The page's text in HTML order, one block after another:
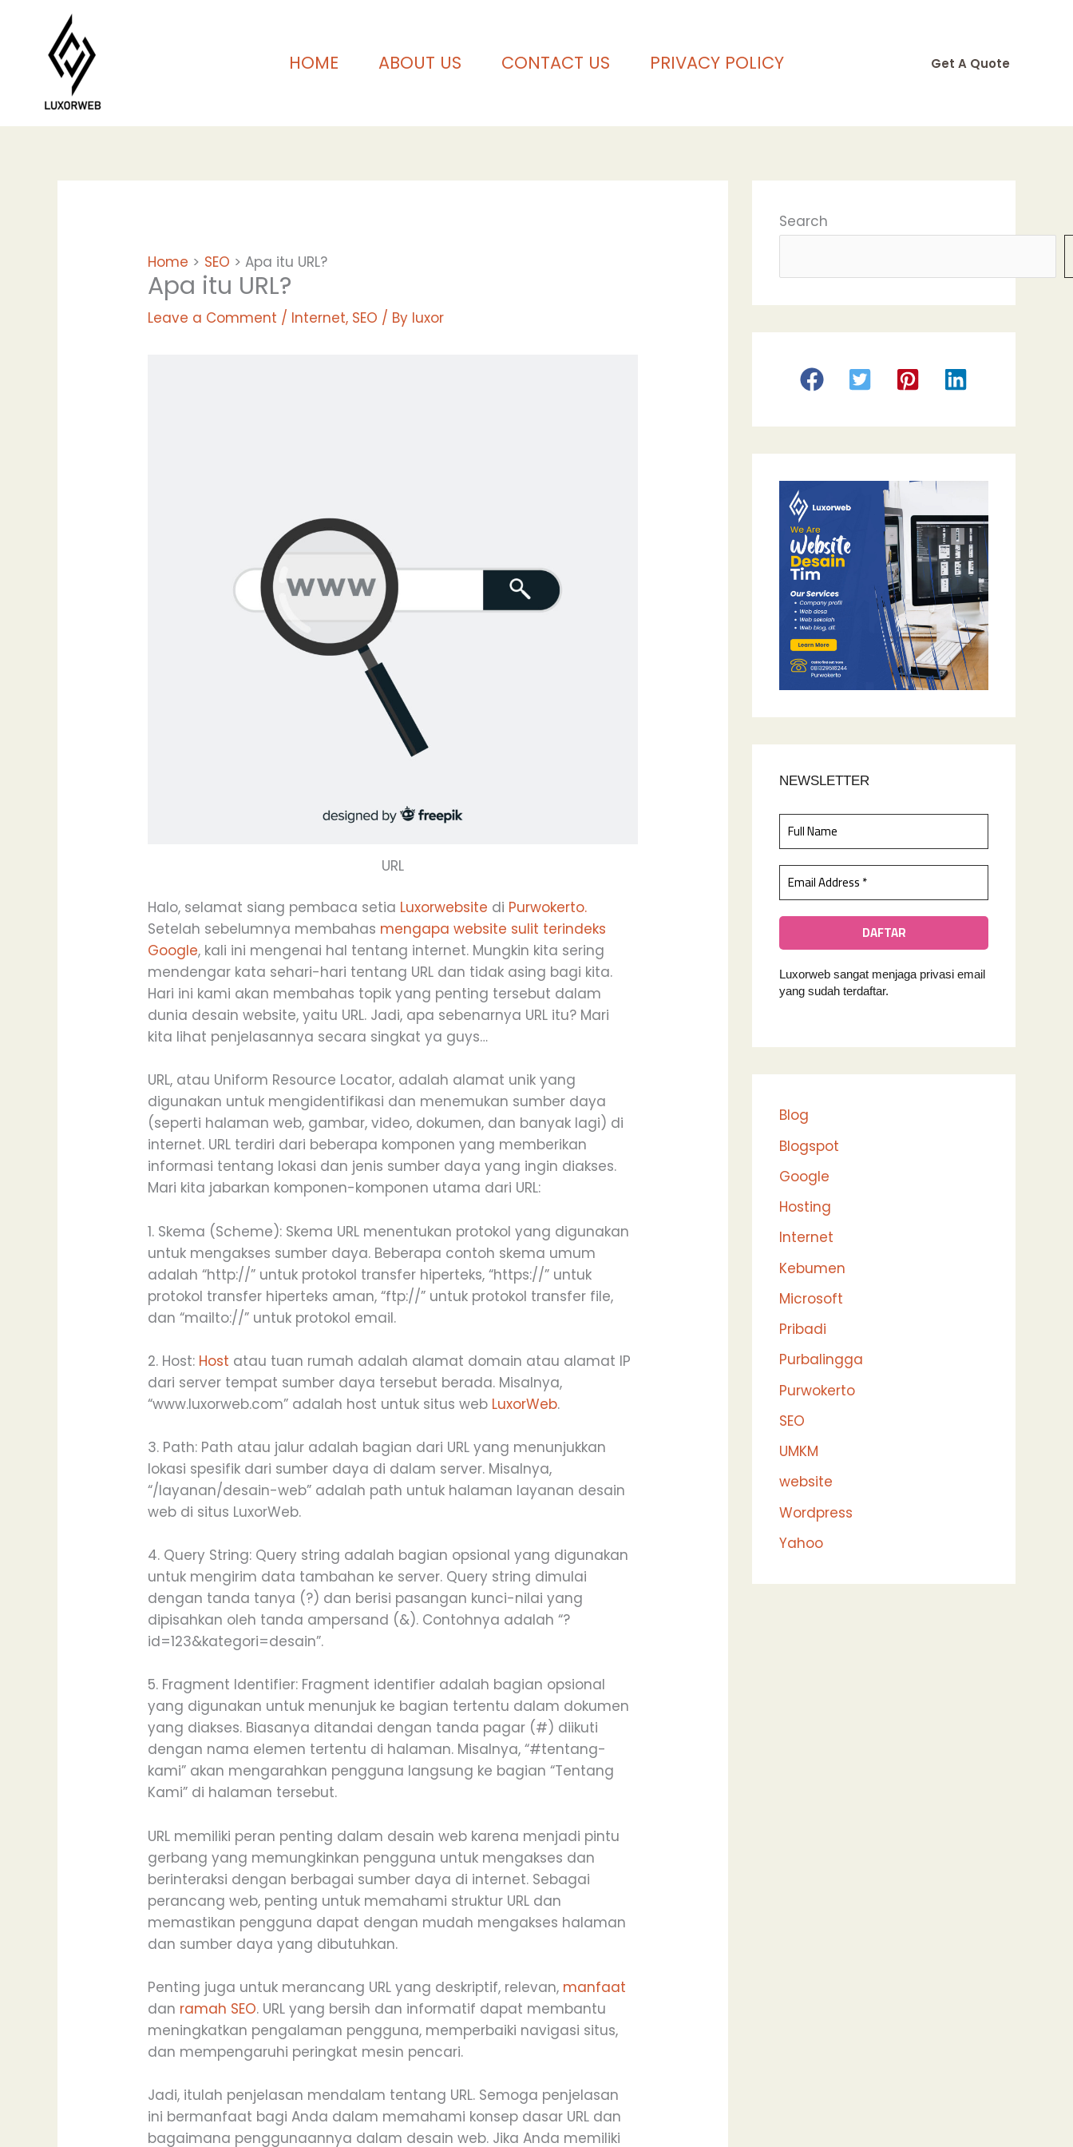
content
HOME ABOUT US CONTACT US PRIVACY POLICY Get A Quote
Home SEO Apa itu URL?
Apa itu URL?
Leave a Comment / Internet, SEO / By luxor
URL
Halo, selamat siang pembaca setia Luxorwebsite di Purwokerto.
Setelah sebelumnya membahas mengapa website sulit terindeks
Google, kali ini mengenai hal tentang internet. Mungkin kita sering
mendengar kata sehari-hari tentang URL dan tidak asing bagi kita.
Hari ini kami akan membahas topik yang penting tersebut dalam
dunia desain website, yaitu URL. Jadi, apa sebenarnya URL itu? Mari
kita lihat penjelasannya secara singkat ya guys…
URL, atau Uniform Resource Locator, adalah alamat unik yang
digunakan untuk mengidentifikasi dan menemukan sumber daya
(seperti halaman web, gambar, video, dokumen, dan banyak lagi) di
internet. URL terdiri dari beberapa komponen yang memberikan
informasi tentang lokasi dan jenis sumber daya yang ingin diakses.
Mari kita jabarkan komponen-komponen utama dari URL:
1. Skema (Scheme): Skema URL menentukan protokol yang digunakan
untuk mengakses sumber daya. Beberapa contoh skema umum
adalah “http://” untuk protokol transfer hiperteks, “https://” untuk
protokol transfer hiperteks aman, “ftp://” untuk protokol transfer file,
dan “mailto://” untuk protokol email.
2. Host: Host atau tuan rumah adalah alamat domain atau alamat IP
dari server tempat sumber daya tersebut berada. Misalnya,
“www.luxorweb.com” adalah host untuk situs web LuxorWeb.
3. Path: Path atau jalur adalah bagian dari URL yang menunjukkan
lokasi spesifik dari sumber daya di dalam server. Misalnya,
“/layanan/desain-web” adalah path untuk halaman layanan desain
web di situs LuxorWeb.
4. Query String: Query string adalah bagian opsional yang digunakan
untuk mengirim data tambahan ke server. Query string dimulai
dengan tanda tanya (?) dan berisi pasangan kunci-nilai yang
dipisahkan oleh tanda ampersand (&). Contohnya adalah “?
id=123&kategori=desain”.
5. Fragment Identifier: Fragment identifier adalah bagian opsional
yang digunakan untuk menunjuk ke bagian tertentu dalam dokumen
yang diakses. Biasanya ditandai dengan tanda pagar (#) diikuti
dengan nama elemen tertentu di halaman. Misalnya, “#tentang-
kami” akan mengarahkan pengguna langsung ke bagian “Tentang
Kami” di halaman tersebut.
URL memiliki peran penting dalam desain web karena menjadi pintu
gerbang yang memungkinkan pengguna untuk mengakses dan
berinteraksi dengan berbagai sumber daya di internet. Sebagai
perancang web, penting untuk memahami struktur URL dan
memastikan pengguna dapat dengan mudah mengakses halaman
dan sumber daya yang dibutuhkan.
Penting juga untuk merancang URL yang deskriptif, relevan, manfaat
dan ramah SEO. URL yang bersih dan informatif dapat membantu
meningkatkan pengalaman pengguna, memperbaiki navigasi situs,
dan mempengaruhi peringkat mesin pencari.
Jadi, itulah penjelasan mendalam tentang URL. Semoga penjelasan
ini bermanfaat bagi Anda dalam memahami konsep dasar URL dan
bagaimana penggunaannya dalam desain web. Jika Anda memiliki
Search
NEWSLETTER
Luxorweb sangat menjaga privasi email
yang sudah terdaftar.
Blog
Blogspot
Google
Hosting
Internet
Kebumen
Microsoft
Pribadi
Purbalingga
Purwokerto
SEO
UMKM
website
Wordpress
Yahoo